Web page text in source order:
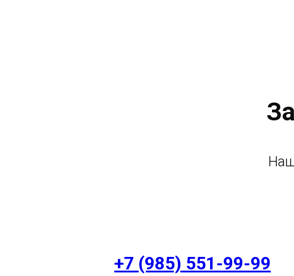
+7 (985) 551-99-99